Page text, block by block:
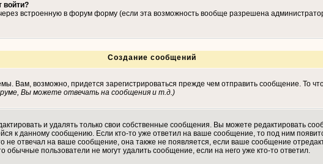
войти?
встроенную в форум форму (если эта возможность вообще разрешена
Создание сообщений
Вам, возможно, придется зарегистрироваться прежде чем отправить сообщение. То
Вы можете отвечать на сообщения и т.д.)
и удалять только свои собственные сообщения. Вы можете редактировать
к данному сообщению. Если кто-то уже ответил на ваше сообщение, то под ним
не отвечал на ваше сообщение, она также не появляется, если ваше сообщение
обычные пользователи не могут удалить сообщение, если на него уже кто-то ответил.